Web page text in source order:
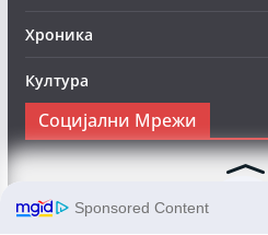
Хроника
Култура
Социјални Мрежи